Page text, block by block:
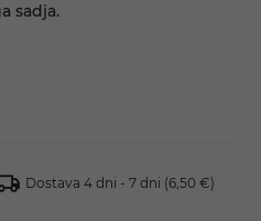
sadja.
Dostava 4 dni - 7 dni (6,50 €)